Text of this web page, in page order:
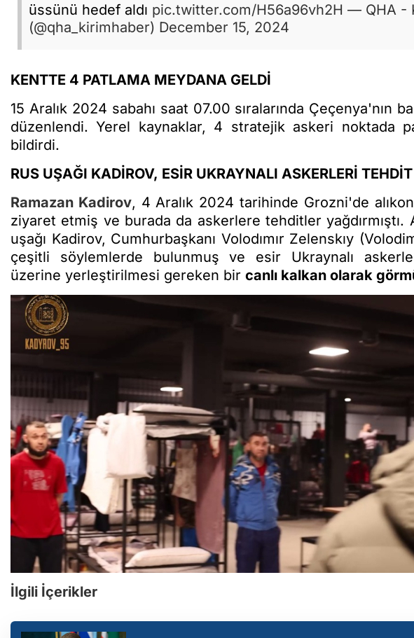
üssünü hedef aldı pic.twitter.com/H56a96vh2H — QHA -
(@qha_kirimhaber) December 15, 2024
KENTTE 4 PATLAMA MEYDANA GELDİ
15 Aralık 2024 sabahı saat 07.00 sıralarında Çeçenya'nın
düzenlendi. Yerel kaynaklar, 4 stratejik askeri noktada
bildirdi.
RUS UŞAĞI KADİROV, ESİR UKRAYNALI ASKERLERİ
Ramazan Kadirov, 4 Aralık 2024 tarihinde Grozni'de
ziyaret etmiş ve burada da askerlere tehditler yağdırmıştı.
uşağı Kadirov, Cumhurbaşkanı Volodımır Zelenskıy
çeşitli söylemlerde bulunmuş ve esir Ukraynalı
üzerine yerleştirilmesi gereken bir canlı kalkan olarak
İlgili İçerikler